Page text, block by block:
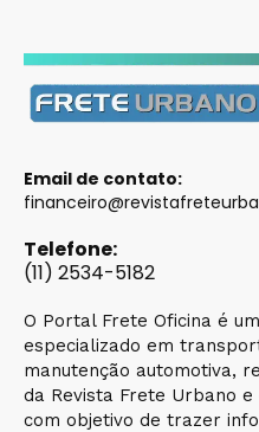
Email de contato:
Telefone:
(11) 2534-5182
O Portal Frete Oficina é
especializado em
manutenção automotiva,
da Revista Frete Urbano
com objetivo de trazer